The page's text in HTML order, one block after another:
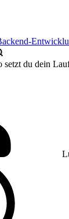
setzt du dein